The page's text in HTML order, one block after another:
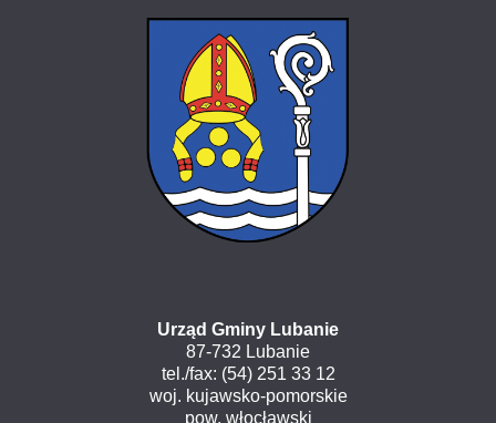
Urząd Gminy Lubanie
87-732 Lubanie
tel./fax: (54) 251 33 12
woj. kujawsko-pomorskie
pow. włocławski